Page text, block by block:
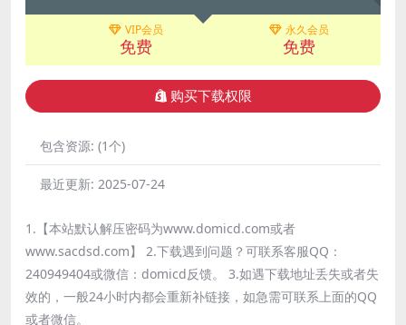
VIP会员
免费
永久会员
免费
购买下载权限
包含资源: (1个)
最近更新: 2025-07-24
1.【本站默认解压密码为www.domicd.com或者
www.sacdsd.com】 2.下载遇到问题？可联系客服QQ：
240949404或微信：domicd反馈。 3.如遇下载地址丢失或者失
效的，一般24小时内都会重新补链接，如急需可联系上面的QQ
或者微信。